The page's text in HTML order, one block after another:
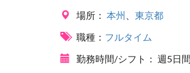
場所： 本州
東京都
職種： フルタイム
勤務時間/シフト： 週5日間